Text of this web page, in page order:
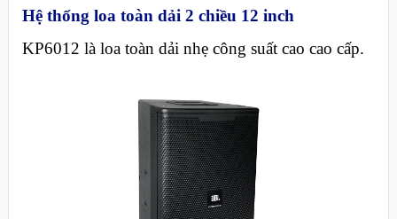
Hệ thống loa toàn dải 2 chiều 12 inch
KP6012 là loa toàn dải nhẹ công suất cao cao cấp.